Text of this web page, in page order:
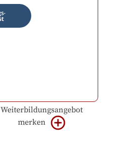
Weiterbildungsangebot
merken